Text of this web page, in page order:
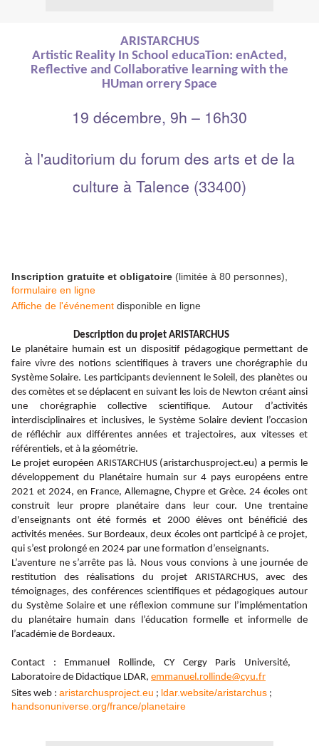
ARISTARCHUS
Artistic Reality In School educaTion: enActed,
Reflective and Collaborative learning with the
HUman orrery Space
19 décembre, 9h – 16h30
à l'auditorium du forum des arts et de la
culture à Talence (33400)
Inscription gratuite et obligatoire (limitée à 80 personnes),
formulaire en ligne
Affiche de l'événement disponible en ligne
Description du projet ARISTARCHUS
Le planétaire humain est un dispositif pédagogique permettant de
faire vivre des notions scientifiques à travers une chorégraphie du
Système Solaire. Les participants deviennent le Soleil, des planètes ou
des comètes et se déplacent en suivant les lois de Newton créant ainsi
une chorégraphie collective scientifique. Autour d’activités
interdisciplinaires et inclusives, le Système Solaire devient l’occasion
de réfléchir aux différentes années et trajectoires, aux vitesses et
référentiels, et à la géométrie.
Le projet européen ARISTARCHUS (aristarchusproject.eu) a permis le
développement du Planétaire humain sur 4 pays européens entre
2021 et 2024, en France, Allemagne, Chypre et Grèce. 24 écoles ont
construit leur propre planétaire dans leur cour. Une trentaine
d'enseignants ont été formés et 2000 élèves ont bénéficié des
activités menées. Sur Bordeaux, deux écoles ont participé à ce projet,
qui s’est prolongé en 2024 par une formation d’enseignants.
L’aventure ne s’arrête pas là. Nous vous convions à une journée de
restitution des réalisations du projet ARISTARCHUS, avec des
témoignages, des conférences scientifiques et pédagogiques autour
du Système Solaire et une réflexion commune sur l’implémentation
du planétaire humain dans l’éducation formelle et informelle de
l’académie de Bordeaux.
Contact : Emmanuel Rollinde, CY Cergy Paris Université,
Laboratoire de Didactique LDAR, emmanuel.rollinde@cyu.fr
Sites web : aristarchusproject.eu ; ldar.website/aristarchus ;
handsonuniverse.org/france/planetaire